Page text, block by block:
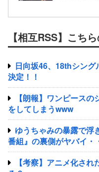
【相互RSS】こち
日向坂46、18thシン
決定！！
【朗報】ワンピース
をしてしまうwww
ゆうちゃみの暴露で浮
番組』の裏側がヤバイ・
【考察】アニメ化さ